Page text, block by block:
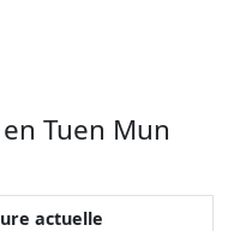
Tuen Mun
actuelle